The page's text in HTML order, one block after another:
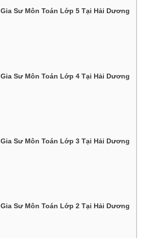
Gia Sư Môn Toán Lớp 5 Tại Hải Dương
Gia Sư Môn Toán Lớp 4 Tại Hải Dương
Gia Sư Môn Toán Lớp 3 Tại Hải Dương
Gia Sư Môn Toán Lớp 2 Tại Hải Dương